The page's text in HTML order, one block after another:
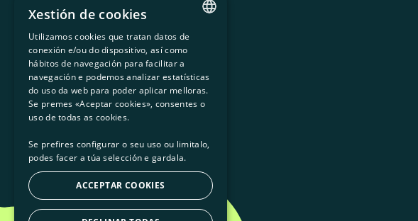
datos.com. Información adicional:
Política de
privacidade.
900 103 605
CATALAN
SPANISH
GL
Xestión de cookies
Utilizamos cookies que tratan datos de
conexión e/ou do dispositivo, así como
hábitos de navegación para facilitar a
navegación e podemos analizar estatísticas
do uso da web para poder aplicar melloras.
Se premes «Aceptar cookies», consentes o
uso de todas as cookies.
Se prefires configurar o seu uso ou limitalo,
podes facer a túa selección e gardala.
ACCEPTAR COOKIES